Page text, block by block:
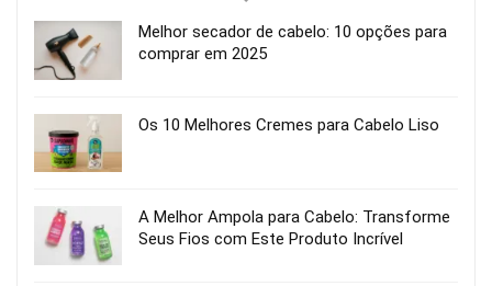
Melhor secador de cabelo: 10 opções para
comprar em 2025
Os 10 Melhores Cremes para Cabelo Liso
A Melhor Ampola para Cabelo: Transforme
Seus Fios com Este Produto Incrível